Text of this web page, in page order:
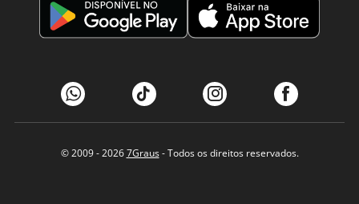
© 2009 - 20267Graus- Todos os direitos reservados.